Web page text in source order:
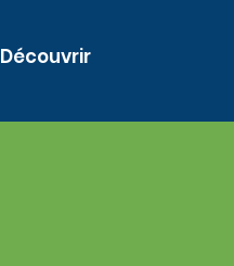
Découvrir